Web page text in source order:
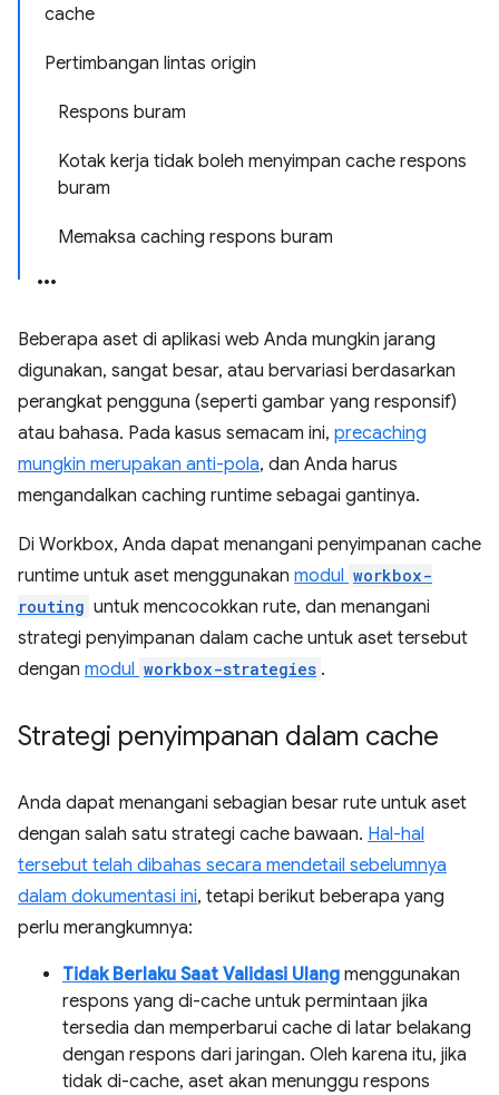
cache
Pertimbangan lintas origin
Respons buram
Kotak kerja tidak boleh menyimpan cache respons
buram
Memaksa caching respons buram
Beberapa aset di aplikasi web Anda mungkin jarang
digunakan, sangat besar, atau bervariasi berdasarkan
perangkat pengguna (seperti gambar yang responsif)
atau bahasa. Pada kasus semacam ini, precaching
mungkin merupakan anti-pola, dan Anda harus
mengandalkan caching runtime sebagai gantinya.
Di Workbox, Anda dapat menangani penyimpanan cache
runtime untuk aset menggunakan modul workbox-
routing untuk mencocokkan rute, dan menangani
strategi penyimpanan dalam cache untuk aset tersebut
dengan modul workbox-strategies .
Strategi penyimpanan dalam cache
Anda dapat menangani sebagian besar rute untuk aset
dengan salah satu strategi cache bawaan. Hal-hal
tersebut telah dibahas secara mendetail sebelumnya
dalam dokumentasi ini, tetapi berikut beberapa yang
perlu merangkumnya:
Tidak Berlaku Saat Validasi Ulang menggunakan
respons yang di-cache untuk permintaan jika
tersedia dan memperbarui cache di latar belakang
dengan respons dari jaringan. Oleh karena itu, jika
tidak di-cache, aset akan menunggu respons